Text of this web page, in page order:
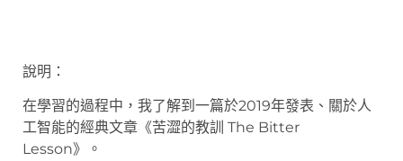
說明：
在學習的過程中，我了解到一篇於2019年發表、關於人
工智能的經典文章《苦澀的教訓 The Bitter
Lesson》。